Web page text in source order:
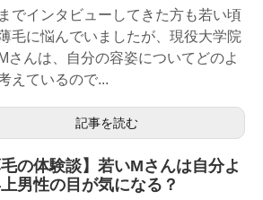
でインタビューしてきた方も若い頃
毛に悩んでいましたが、現役大学院
さんは、自分の容姿についてどのよ
えているので...
記事を読む
毛の体験談】若いMさんは自分よ
男性の目が気になる？